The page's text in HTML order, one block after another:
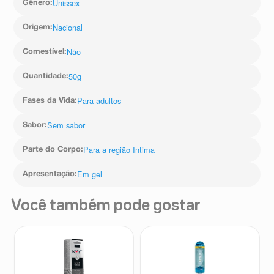
Gênero:Unissex
Origem:Nacional
Comestível:Não
Quantidade:50g
Fases da Vida:Para adultos
Sabor:Sem sabor
Parte do Corpo:Para a região Intima
Apresentação:Em gel
Você também pode gostar